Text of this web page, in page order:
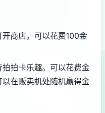
商店。可以花费100金
拍卡乐趣。可以花费金
在贩卖机处随机赢得金